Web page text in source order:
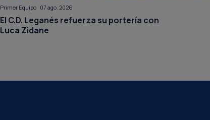
Primer Equipo | 07 ago. 2026
El C.D. Leganés refuerza su portería con
Luca Zidane